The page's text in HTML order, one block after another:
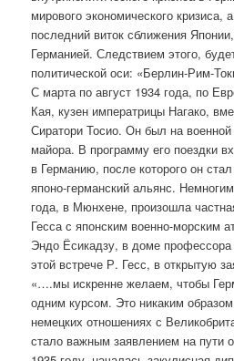
мирового экономического кризиса,
последний виток сближения
Германией. Следствием этого,
политической оси: «Берлин-Рим-
С марта по август 1934 года, по
Кая, кузен императрицы Нагако,
Сиратори Тосио. Он был на
майора. В программу его поездки
в Германию, после которого он
японо-германский альянс.
года, в Мюнхене, произошла
Гесса с японским военно-морским
Эндо Ёсикадзу, в доме
этой встрече Р. Гесс, в открытую
«….мы искренне желаем, чтобы
одним курсом. Это никаким
немецких отношениях с
стало важным заявлением на пути